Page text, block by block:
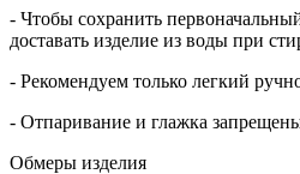
- Чтобы сохранить
доставать изделие из воды при
- Рекомендуем только легкий
- Отпаривание и глажка
Обмеры изделия